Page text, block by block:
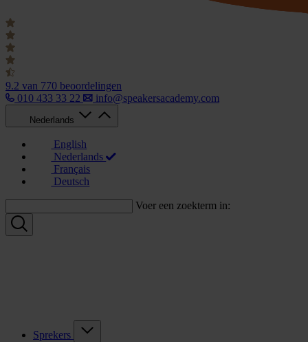
9.2 van 770 beoordelingen
010 433 33 22
info@speakersacademy.com
Nederlands
English
Nederlands
Français
Deutsch
Voer een zoekterm in:
Sprekers